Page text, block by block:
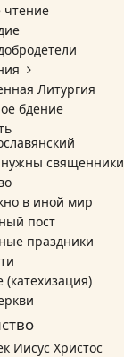
чтение
Литургия
бдение
нужны священники
в иной мир
пост
праздники
Иисус Христос